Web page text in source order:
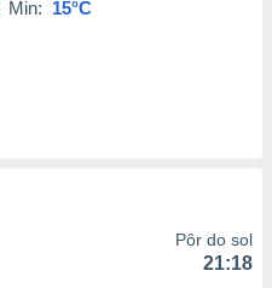
Min: 15°C
Pôr do sol
21:18